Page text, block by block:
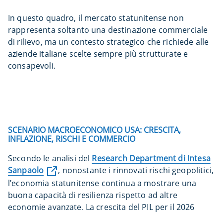
In questo quadro, il mercato statunitense non
rappresenta soltanto una destinazione commerciale
di rilievo, ma un contesto strategico che richiede alle
aziende italiane scelte sempre più strutturate e
consapevoli.
SCENARIO MACROECONOMICO USA: CRESCITA,
INFLAZIONE, RISCHI E COMMERCIO
Secondo le analisi del Research Department di Intesa
Sanpaolo
, nonostante i rinnovati rischi geopolitici,
l’economia statunitense continua a mostrare una
buona capacità di resilienza rispetto ad altre
economie avanzate. La crescita del PIL per il 2026